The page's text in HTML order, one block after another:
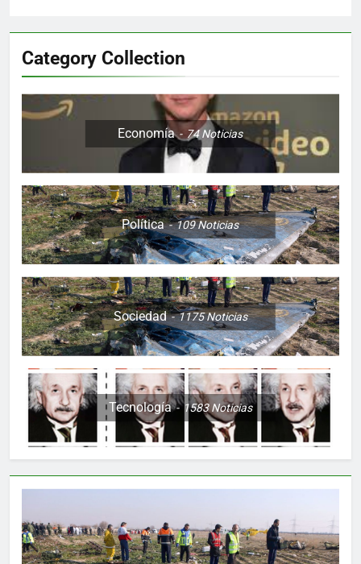
Category Collection
Economía 74Noticias
Política 109Noticias
Sociedad 1175Noticias
Tecnología 1583Noticias